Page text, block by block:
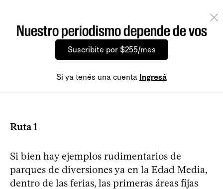
Nuestro periodismo depende de vos
Suscribite por $255/mes
Si ya tenés una cuenta Ingresá
Ruta 1
Si bien hay ejemplos rudimentarios de
parques de diversiones ya en la Edad Media,
dentro de las ferias, las primeras áreas fijas